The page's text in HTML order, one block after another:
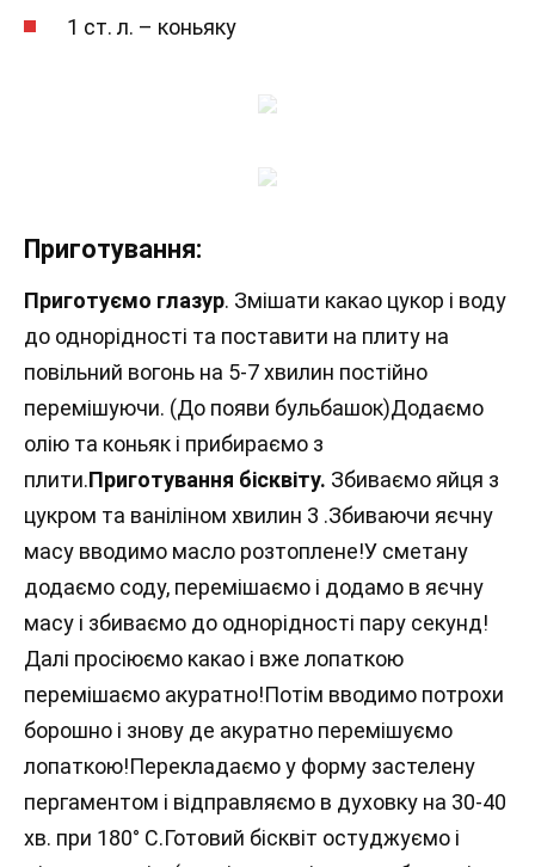
1 ст. л. – коньяку
Приготування:
Приготуємо глазур. Змішати какао цукор і воду
до однорідності та поставити на плиту на
повільний вогонь на 5-7 хвилин постійно
перемішуючи. (До появи бульбашок)Додаємо
олію та коньяк і прибираємо з
плити.Приготування бісквіту. Збиваємо яйця з
цукром та ваніліном хвилин 3 .Збиваючи яєчну
масу вводимо масло розтоплене!У сметану
додаємо соду, перемішаємо і додамо в яєчну
масу і збиваємо до однорідності пару секунд!
Далі просіюємо какао і вже лопаткою
перемішаємо акуратно!Потім вводимо потрохи
борошно і знову де акуратно перемішуємо
лопаткою!Перекладаємо у форму застелену
пергаментом і відправляємо в духовку на 30-40
хв. при 180° С.Готовий бісквіт остуджуємо і